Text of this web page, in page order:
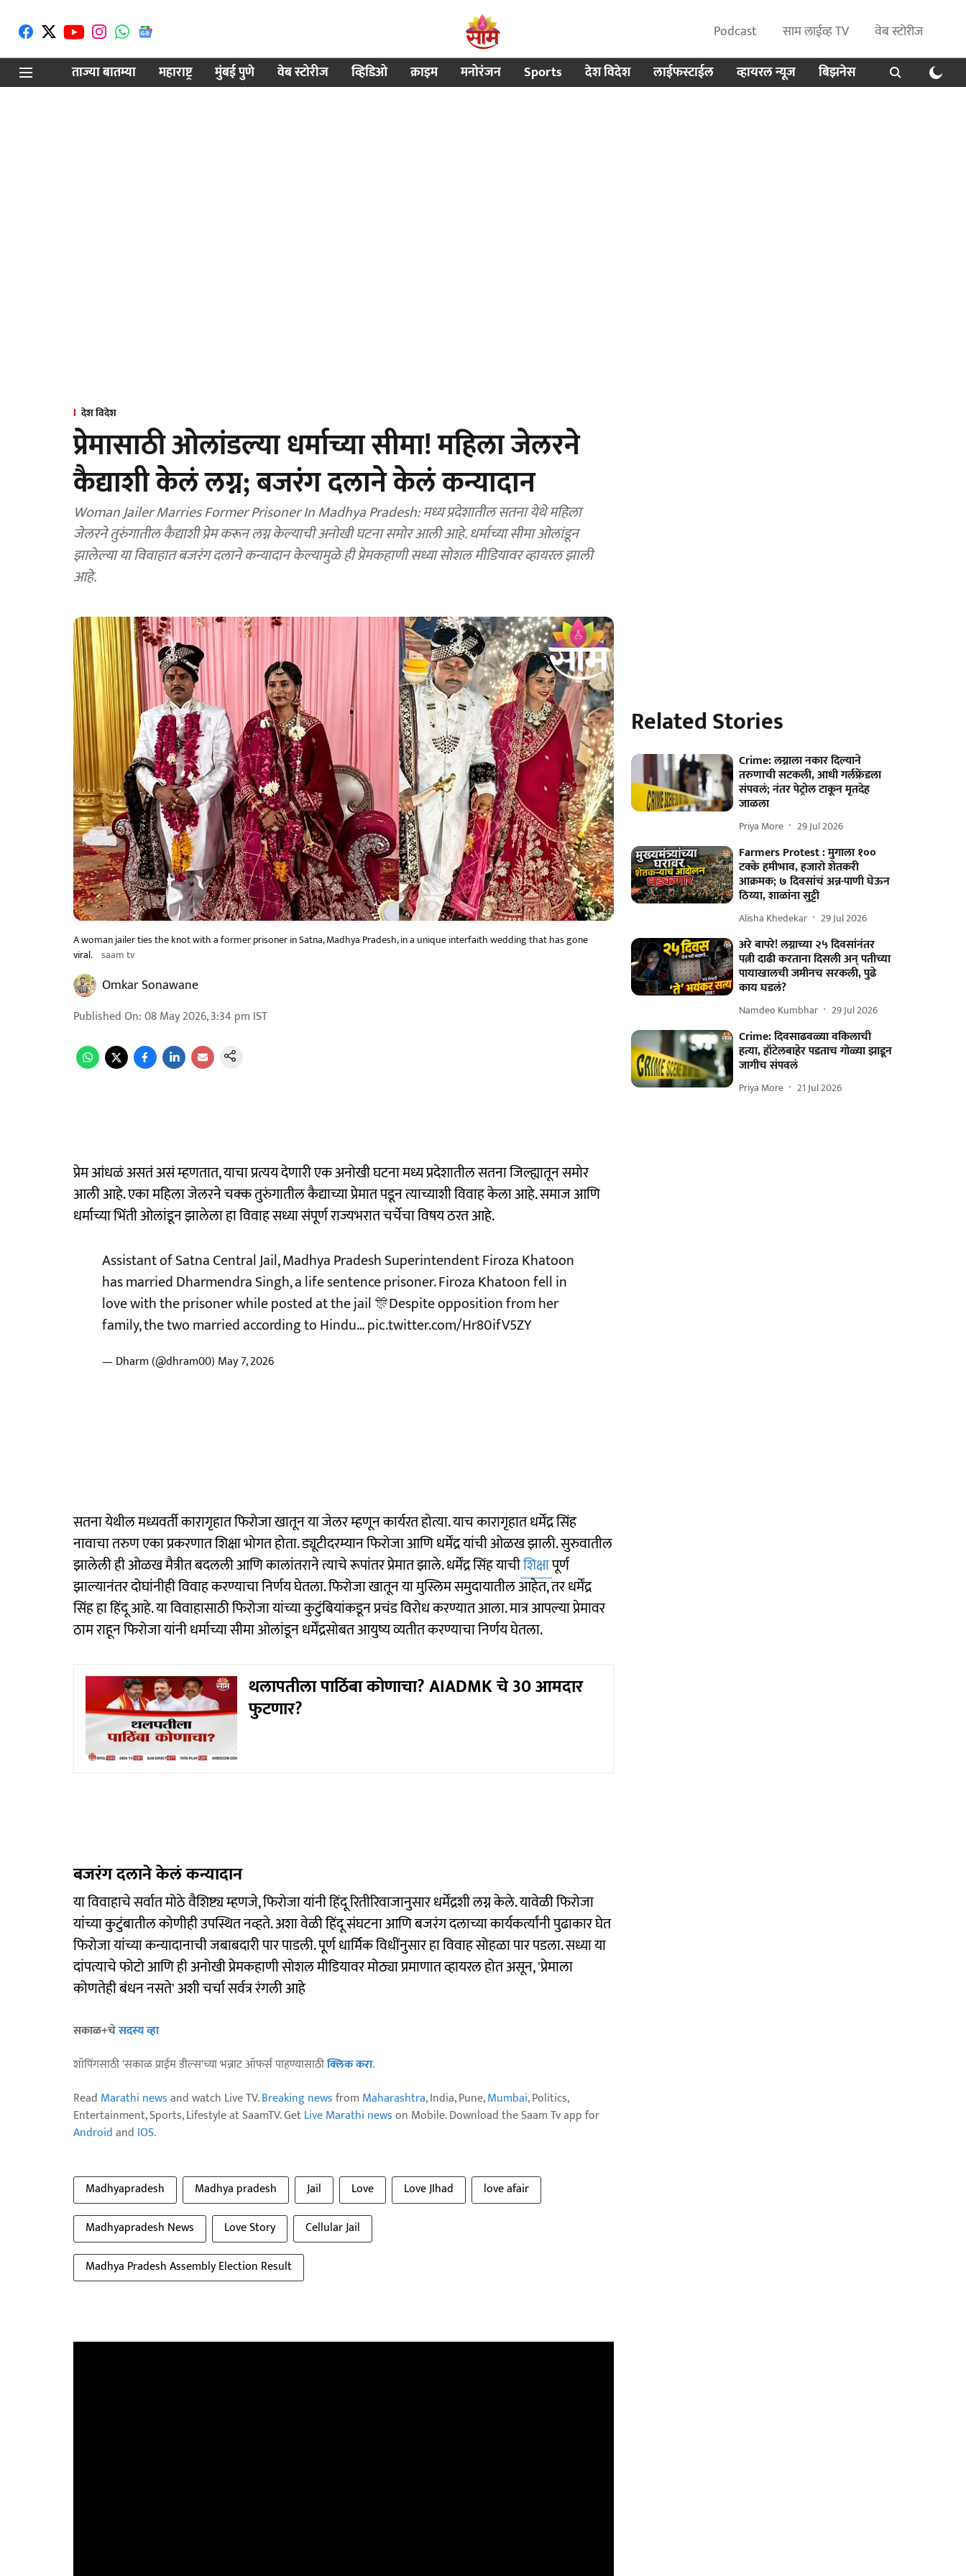
Podcast साम लाईव्ह TV
वेब स्टोरीज
ताज्या बातम्या
महाराष्ट्र मुंबई पुणे वेब स्टोरीज व्हिडिओ क्राइम मनोरंजन Sports देश विदेश लाईफस्टाईल व्हायरल न्यूज बिझनेस
देश विदेश
प्रेमासाठी ओलांडल्या धर्माच्या सीमा! महिला जेलरने
कैद्याशी केलं लग्न; बजरंग दलाने केलं कन्यादान
Woman Jailer Marries Former Prisoner In Madhya Pradesh: मध्य प्रदेशातील सतना येथे महिला
जेलरने तुरुंगातील कैद्याशी प्रेम करून लग्न केल्याची अनोखी घटना समोर आली आहे. धर्माच्या सीमा ओलांडून
झालेल्या या विवाहात बजरंग दलाने कन्यादान केल्यामुळे ही प्रेमकहाणी सध्या सोशल मीडियावर व्हायरल झाली
आहे.
A woman jailer ties the knot with a former prisoner in Satna, Madhya Pradesh, in a unique interfaith wedding that has gone
viral. saam tv
Omkar Sonawane
Published On:08 May 2026, 3:34 pm IST
प्रेम आंधळं असतं असं म्हणतात, याचा प्रत्यय देणारी एक अनोखी घटना मध्य प्रदेशातील सतना जिल्ह्यातून समोर
आली आहे. एका महिला जेलरने चक्क तुरुंगातील कैद्याच्या प्रेमात पडून त्याच्याशी विवाह केला आहे. समाज आणि
धर्माच्या भिंती ओलांडून झालेला हा विवाह सध्या संपूर्ण राज्यभरात चर्चेचा विषय ठरत आहे.
Assistant of Satna Central Jail, Madhya Pradesh Superintendent Firoza Khatoon
has married Dharmendra Singh, a life sentence prisoner. Firoza Khatoon fell in
love with the prisoner while posted at the jail 🎊Despite opposition from her
family, the two married according to Hindu…pic.twitter.com/Hr80ifV5ZY
— Dharm (@dhram00) May 7, 2026
सतना येथील मध्यवर्ती कारागृहात फिरोजा खातून या जेलर म्हणून कार्यरत होत्या. याच कारागृहात धर्मेंद्र सिंह
नावाचा तरुण एका प्रकरणात शिक्षा भोगत होता. ड्यूटीदरम्यान फिरोजा आणि धर्मेंद्र यांची ओळख झाली. सुरुवातील
झालेली ही ओळख मैत्रीत बदलली आणि कालांतराने त्याचे रूपांतर प्रेमात झाले. धर्मेंद्र सिंह याचीशिक्षापूर्ण
झाल्यानंतर दोघांनीही विवाह करण्याचा निर्णय घेतला. फिरोजा खातून या मुस्लिम समुदायातील आहेत, तर धर्मेंद्र
सिंह हा हिंदू आहे. या विवाहासाठी फिरोजा यांच्या कुटुंबियांकडून प्रचंड विरोध करण्यात आला. मात्र आपल्या प्रेमावर
ठाम राहून फिरोजा यांनी धर्माच्या सीमा ओलांडून धर्मेंद्रसोबत आयुष्य व्यतीत करण्याचा निर्णय घेतला.
थलापतीला पाठिंबा कोणाचा? AIADMK चे 30 आमदार
फुटणार?
बजरंग दलाने केलं कन्यादान
या विवाहाचे सर्वात मोठे वैशिष्ट्य म्हणजे, फिरोजा यांनी हिंदू रितीरिवाजानुसार धर्मेंद्रशी लग्न केले. यावेळी फिरोजा
यांच्या कुटुंबातील कोणीही उपस्थित नव्हते. अशा वेळी हिंदू संघटना आणि बजरंग दलाच्या कार्यकर्त्यांनी पुढाकार घेत
फिरोजा यांच्या कन्यादानाची जबाबदारी पार पाडली. पूर्ण धार्मिक विधींनुसार हा विवाह सोहळा पार पडला. सध्या या
दांपत्याचे फोटो आणि ही अनोखी प्रेमकहाणी सोशल मीडियावर मोठ्या प्रमाणात व्हायरल होत असून, 'प्रेमाला
कोणतेही बंधन नसते' अशी चर्चा सर्वत्र रंगली आहे
सकाळ+चेसदस्य व्हा
शॉपिंगसाठी 'सकाळ प्राईम डील्स'च्या भन्नाट ऑफर्स पाहण्यासाठीक्लिक करा.
Read Marathi newsand watch Live TV.Breaking newsfrom Maharashtra, India, Pune,Mumbai, Politics,
Entertainment, Sports, Lifestyle at SaamTV. GetLive Marathi newson Mobile. Download the Saam Tv app for
Androidand IOS.
Madhyapradesh Madhya pradesh Jail Love Love JIhad
love afair
Madhyapradesh News
Love Story
Cellular Jail
Madhya Pradesh Assembly Election Result
Related Stories
Crime: लग्नाला नकार दिल्याने
तरुणाची सटकली, आधी गर्लफ्रेंडला
संपवलं; नंतर पेट्रोल टाकून मृतदेह
जाळला
Priya More 29 Jul 2026
Farmers Protest : मुगाला १००
टक्के हमीभाव, हजारो शेतकरी
आक्रमक; ७ दिवसांचं अन्न-पाणी घेऊन
ठिय्या, शाळांना सुट्टी
Alisha Khedekar 29 Jul 2026
अरे बापरे! लग्नाच्या २५ दिवसांनंतर
पत्नी दाढी करताना दिसली अन् पतीच्या
पायाखालची जमीनच सरकली, पुढे
काय घडलं?
Namdeo Kumbhar 29 Jul 2026
Crime: दिवसाढवळ्या वकिलाची
हत्या, हॉटेलबाहेर पडताच गोळ्या झाडून
जागीच संपवलं
Priya More 21 Jul 2026